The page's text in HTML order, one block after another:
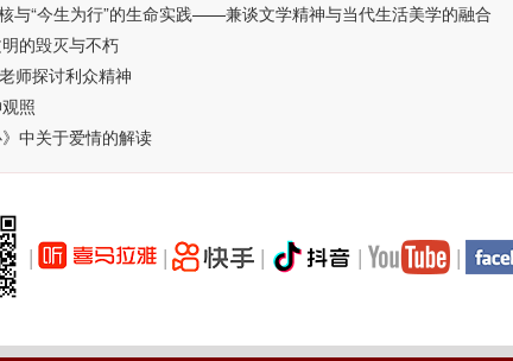
与“今生为行”的生命实践——兼谈文学精神与当代生活美学的融合
的毁灭与不朽
师探讨利众精神
照
中关于爱情的解读
| | | | |